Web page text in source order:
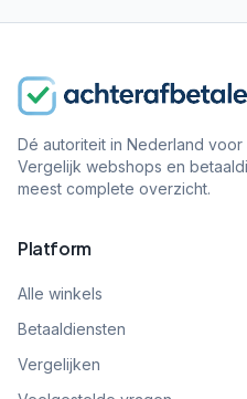
Dé autoriteit in Nederland
Vergelijk webshops en
meest complete overzicht.
Platform
Alle winkels
Betaaldiensten
Vergelijken